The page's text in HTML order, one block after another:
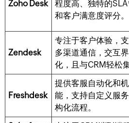
Zoho Desk
程度高、独特的
和客户满意度评分。
Zendesk
专注于客户体验，
多渠道通信，交互
化，且与CRM轻松集
Freshdesk
提供客服自动化和
能，支持自定义服
构化流程。